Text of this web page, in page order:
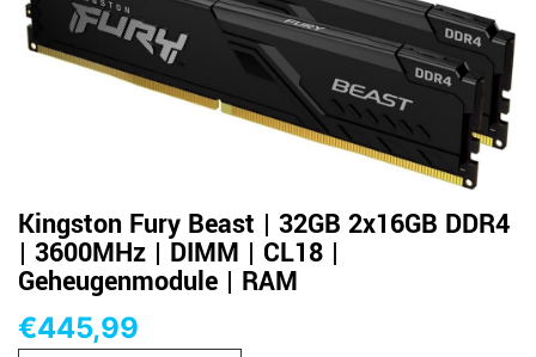
Kingston Fury Beast | 32GB 2x16GB DDR4
| 3600MHz | DIMM | CL18 |
Geheugenmodule | RAM
€445,99